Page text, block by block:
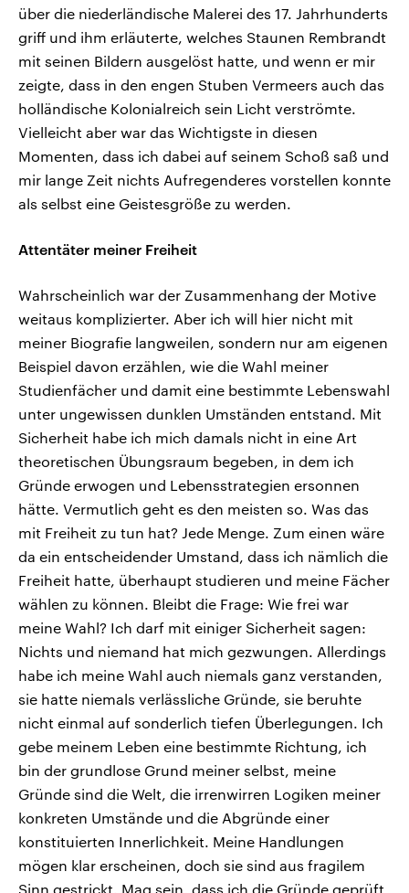
über die niederländische Malerei des 17. Jahrhunderts
griff und ihm erläuterte, welches Staunen Rembrandt
mit seinen Bildern ausgelöst hatte, und wenn er mir
zeigte, dass in den engen Stuben Vermeers auch das
holländische Kolonialreich sein Licht verströmte.
Vielleicht aber war das Wichtigste in diesen
Momenten, dass ich dabei auf seinem Schoß saß und
mir lange Zeit nichts Aufregenderes vorstellen konnte
als selbst eine Geistesgröße zu werden.
Attentäter meiner Freiheit
Wahrscheinlich war der Zusammenhang der Motive
weitaus komplizierter. Aber ich will hier nicht mit
meiner Biografie langweilen, sondern nur am eigenen
Beispiel davon erzählen, wie die Wahl meiner
Studienfächer und damit eine bestimmte Lebenswahl
unter ungewissen dunklen Umständen entstand. Mit
Sicherheit habe ich mich damals nicht in eine Art
theoretischen Übungsraum begeben, in dem ich
Gründe erwogen und Lebensstrategien ersonnen
hätte. Vermutlich geht es den meisten so. Was das
mit Freiheit zu tun hat? Jede Menge. Zum einen wäre
da ein entscheidender Umstand, dass ich nämlich die
Freiheit hatte, überhaupt studieren und meine Fächer
wählen zu können. Bleibt die Frage: Wie frei war
meine Wahl? Ich darf mit einiger Sicherheit sagen:
Nichts und niemand hat mich gezwungen. Allerdings
habe ich meine Wahl auch niemals ganz verstanden,
sie hatte niemals verlässliche Gründe, sie beruhte
nicht einmal auf sonderlich tiefen Überlegungen. Ich
gebe meinem Leben eine bestimmte Richtung, ich
bin der grundlose Grund meiner selbst, meine
Gründe sind die Welt, die irrenwirren Logiken meiner
konkreten Umstände und die Abgründe einer
konstituierten Innerlichkeit. Meine Handlungen
mögen klar erscheinen, doch sie sind aus fragilem
Sinn gestrickt. Mag sein, dass ich die Gründe geprüft